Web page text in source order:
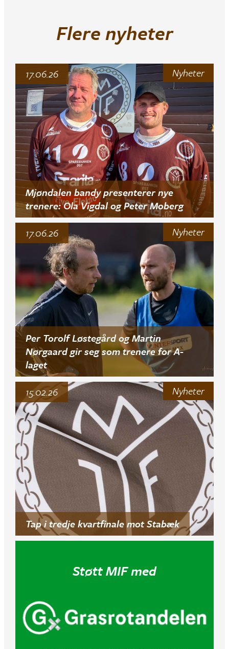
Flere nyheter
Nyheter
Mjøndalen bandy presenterer nye
trenere: Ola Vigdal og Peter Moberg
17.06.26
Nyheter
Per Torolf Løstegård og Martin
Nørgaard gir seg som trenere for A-
laget
17.06.26
Nyheter
Tap i tredje kvartfinale mot Stabæk
15.02.26
Støtt MIF med